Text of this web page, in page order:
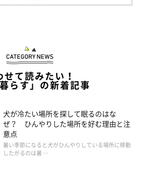
せて読みたい！
暮らす」の新着記事
犬が冷たい場所を探して眠るのはな
ぜ？ ひんやりした場所を好む理由と注
意点
暑い季節になると犬がひんやりしている場所に移動
したがるのは暑 …